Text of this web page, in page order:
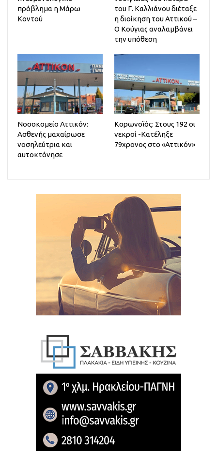
πρόβλημα η Μάρω
Κοντού
του Γ. Καλλιάνου διέταξε
η διοίκηση του Αττικού –
Ο Κούγιας αναλαμβάνει
την υπόθεση
Νοσοκομείο Αττικόν:
Ασθενής μαχαίρωσε
νοσηλεύτρια και
αυτοκτόνησε
Κορωνοϊός: Στους 192 οι
νεκροί -Κατέληξε
79χρονος στο «Αττικόν»